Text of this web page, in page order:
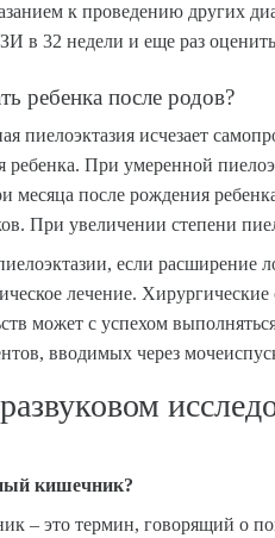
к проведению других
в 32 недели и еще раз
ребенка после родов?
пиелоэктазия исчезает
При умеренной
месяца после рождения
При увеличении степени
если расширение
лечение.
может с успехом
вводимых через
кишечник?
– это термин, говорящий о